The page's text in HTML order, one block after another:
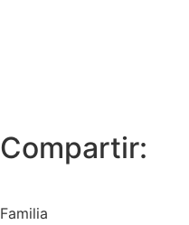
Compartir:
Familia